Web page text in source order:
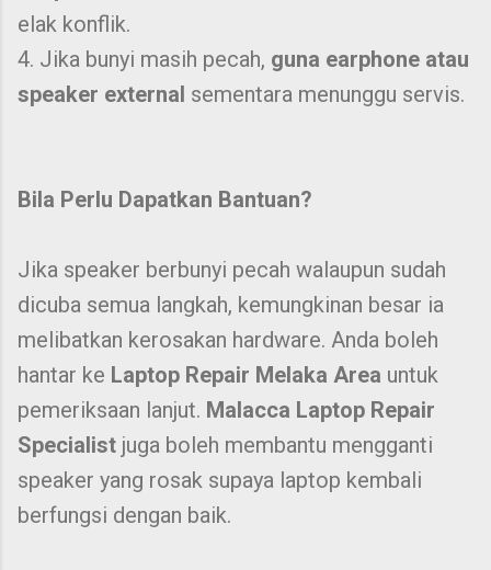
elak konflik.
4. Jika bunyi masih pecah, guna earphone atau
speaker external sementara menunggu servis.
Bila Perlu Dapatkan Bantuan?
Jika speaker berbunyi pecah walaupun sudah
dicuba semua langkah, kemungkinan besar ia
melibatkan kerosakan hardware. Anda boleh
hantar ke Laptop Repair Melaka Area untuk
pemeriksaan lanjut. Malacca Laptop Repair
Specialist juga boleh membantu mengganti
speaker yang rosak supaya laptop kembali
berfungsi dengan baik.